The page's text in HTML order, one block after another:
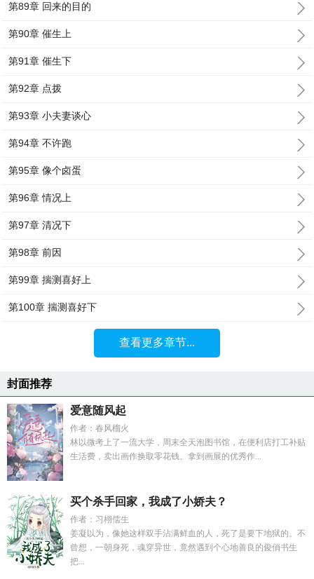
第89章 回来的目的
第90章 催生上
第91章 催生下
第92章 点拨
第93章 小夫妻谈心
第94章 不许跑
第95章 像个卤蛋
第96章 情况上
第97章 清况下
第98章 前因
第99章 揣测喜好上
第100章 揣测喜好下
查看更多章节...
封面推荐
爱意随风起
作者：春风榴火
林以微考上了一流大学，周末全天泡图书馆，在便利店打工补贴
生活费，卖出画作换取零花钱。拿到画展的优秀作...
买个杀手回家，我成了小娇夫？
作者：习栩儒生
姜凝以为，像她这样双手沾满鲜血的人，死了是要下地狱的。不
曾想，一朝身死，魂穿异世，竟然遇到个心地善良的俊俏书生
把...